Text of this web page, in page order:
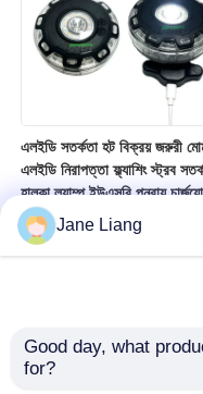
এলইডি সতর্কতা হট বিক্রয় জরুরী
এলইডি নিরাপত্তা ফ্ল্যাশিং স্ট্রব
হালকা ল্যাম্প ইউএসবি পুনরায়
এলইডি ল্যাম্পJane Liang
Good day, what
for?